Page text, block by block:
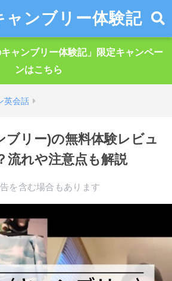
ャンブリー体験記
ャンブリー体験記」限定キャンペー
ンはこちら
英会話
ブリー)の無料体験レビュ
流れや注意点も解説
を含む場合もあります